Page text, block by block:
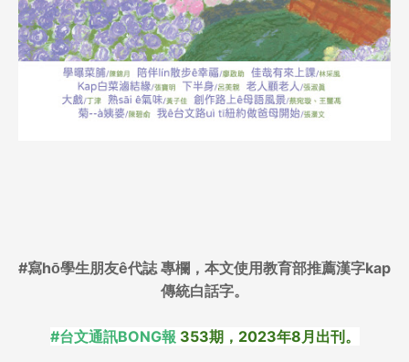
#寫hō͘學生朋友ê代誌專欄， 本文使用教育部推薦漢字kap
傳統白話字。
#台文通訊BONG報 353期，2023年8月出刊。